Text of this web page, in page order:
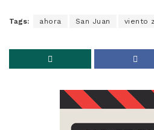
Tags: ahora San Juan viento